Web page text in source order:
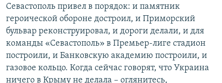
Севастополь привел в порядок: и памятник
героической обороне достроил, и Приморский
бульвар реконструировал, и дороги делали, и для
команды «Севастополь» в Премьер-лиге стадион
построили, и Банковскую академию построили, и
газовое кольцо. Когда сейчас говорят, что Украина
ничего в Крыму не делала – оглянитесь,